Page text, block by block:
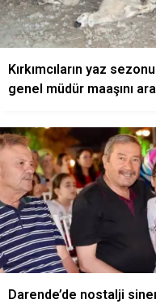
Kırkımcıların yaz
genel müdür maaşını
Darende’de nostalji